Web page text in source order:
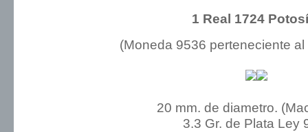
1 Real 1724
(Moneda 9536 perteneciente al
20 mm. de diametro.
3.3 Gr. de Plata Ley